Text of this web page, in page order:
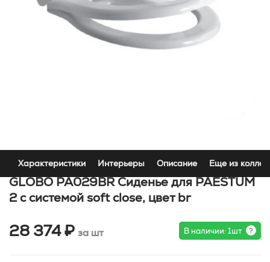
Характеристики Интерьеры Описание Еще из
GLOBO PA029BR Сиденье для PAESTUM
2 с системой soft close, цвет br
28 374 ₽ за шт В наличии: 1шт